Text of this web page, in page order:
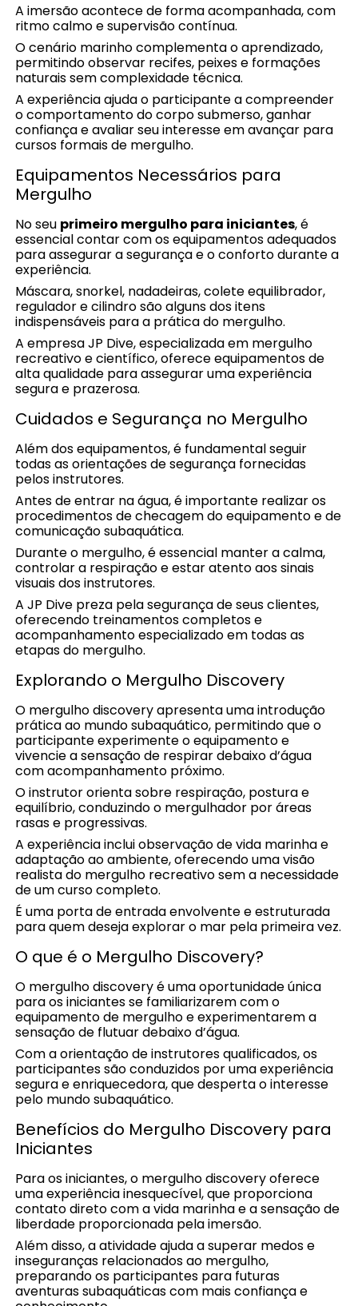
A imersão acontece de forma acompanhada, com
ritmo calmo e supervisão contínua.
O cenário marinho complementa o aprendizado,
permitindo observar recifes, peixes e formações
naturais sem complexidade técnica.
A experiência ajuda o participante a compreender
o comportamento do corpo submerso, ganhar
confiança e avaliar seu interesse em avançar para
cursos formais de mergulho.
Equipamentos Necessários para
Mergulho
No seu primeiro mergulho para iniciantes, é
essencial contar com os equipamentos adequados
para assegurar a segurança e o conforto durante a
experiência.
Máscara, snorkel, nadadeiras, colete equilibrador,
regulador e cilindro são alguns dos itens
indispensáveis para a prática do mergulho.
A empresa JP Dive, especializada em mergulho
recreativo e científico, oferece equipamentos de
alta qualidade para assegurar uma experiência
segura e prazerosa.
Cuidados e Segurança no Mergulho
Além dos equipamentos, é fundamental seguir
todas as orientações de segurança fornecidas
pelos instrutores.
Antes de entrar na água, é importante realizar os
procedimentos de checagem do equipamento e de
comunicação subaquática.
Durante o mergulho, é essencial manter a calma,
controlar a respiração e estar atento aos sinais
visuais dos instrutores.
A JP Dive preza pela segurança de seus clientes,
oferecendo treinamentos completos e
acompanhamento especializado em todas as
etapas do mergulho.
Explorando o Mergulho Discovery
O mergulho discovery apresenta uma introdução
prática ao mundo subaquático, permitindo que o
participante experimente o equipamento e
vivencie a sensação de respirar debaixo d’água
com acompanhamento próximo.
O instrutor orienta sobre respiração, postura e
equilíbrio, conduzindo o mergulhador por áreas
rasas e progressivas.
A experiência inclui observação de vida marinha e
adaptação ao ambiente, oferecendo uma visão
realista do mergulho recreativo sem a necessidade
de um curso completo.
É uma porta de entrada envolvente e estruturada
para quem deseja explorar o mar pela primeira vez.
O que é o Mergulho Discovery?
O mergulho discovery é uma oportunidade única
para os iniciantes se familiarizarem com o
equipamento de mergulho e experimentarem a
sensação de flutuar debaixo d’água.
Com a orientação de instrutores qualificados, os
participantes são conduzidos por uma experiência
segura e enriquecedora, que desperta o interesse
pelo mundo subaquático.
Benefícios do Mergulho Discovery para
Iniciantes
Para os iniciantes, o mergulho discovery oferece
uma experiência inesquecível, que proporciona
contato direto com a vida marinha e a sensação de
liberdade proporcionada pela imersão.
Além disso, a atividade ajuda a superar medos e
inseguranças relacionados ao mergulho,
preparando os participantes para futuras
aventuras subaquáticas com mais confiança e